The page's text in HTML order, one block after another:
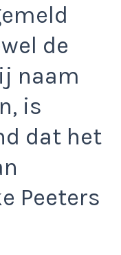
de
naam
is
dat het
Peeters